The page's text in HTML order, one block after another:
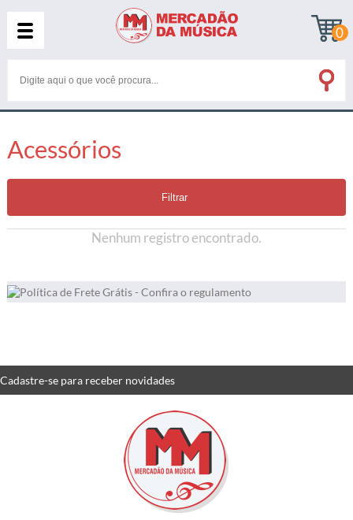
0
Acessórios
Filtrar
Nenhum registro encontrado.
Cadastre-se para receber novidades